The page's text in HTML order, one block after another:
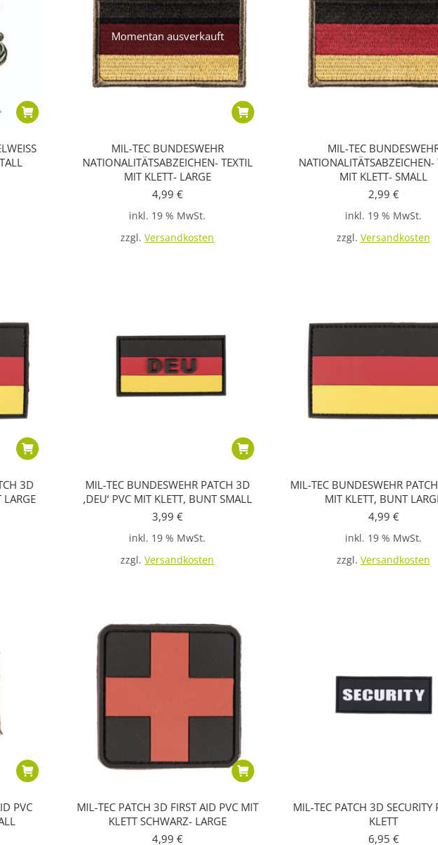
Momentan ausverkauft
MIL-TEC BUNDESWEHR
NATIONALITÄTSABZEICHEN- TEXTIL
MIT KLETT- LARGE
4,99 €
inkl. 19 % MwSt.
zzgl.Versandkosten
MIL-TEC
NATIONALITÄTSABZEICHEN-
MIT KLETT- SMALL
2,99 €
inkl. 19 % MwSt.
zzgl.Versandkosten
3D
LARGE
MIL-TEC BUNDESWEHR PATCH 3D
‚DEU‘ PVC MIT KLETT, BUNT SMALL
3,99 €
inkl. 19 % MwSt.
zzgl.Versandkosten
MIL-TEC BUNDESWEHR
MIT KLETT, BUNT
4,99 €
inkl. 19 % MwSt.
zzgl.Versandkosten
PVC
MIL-TEC PATCH 3D FIRST AID PVC MIT
KLETT SCHWARZ- LARGE
4,99 €
MIL-TEC PATCH 3D SECURITY
KLETT
6,95 €